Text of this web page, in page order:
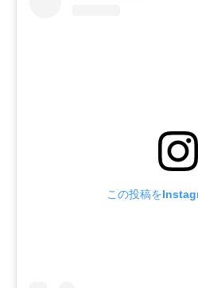
この投稿を